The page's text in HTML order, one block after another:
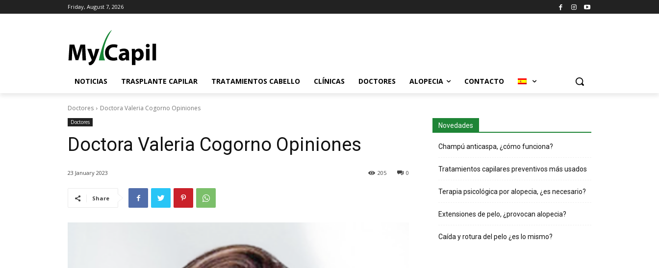
Friday, August 7, 2026
NOTICIAS TRASPLANTE CAPILAR TRATAMIENTOS CABELLO CLÍNICAS DOCTORES ALOPECIA CONTACTO
Doctores Doctora Valeria Cogorno Opiniones
Doctores
Doctora Valeria Cogorno Opiniones
23 January 2023 0
205
Share
Novedades
Champú anticaspa, ¿cómo funciona?
Tratamientos capilares preventivos más usados
Terapia psicológica por alopecia, ¿es necesario?
Extensiones de pelo, ¿provocan alopecia?
Caída y rotura del pelo ¿es lo mismo?